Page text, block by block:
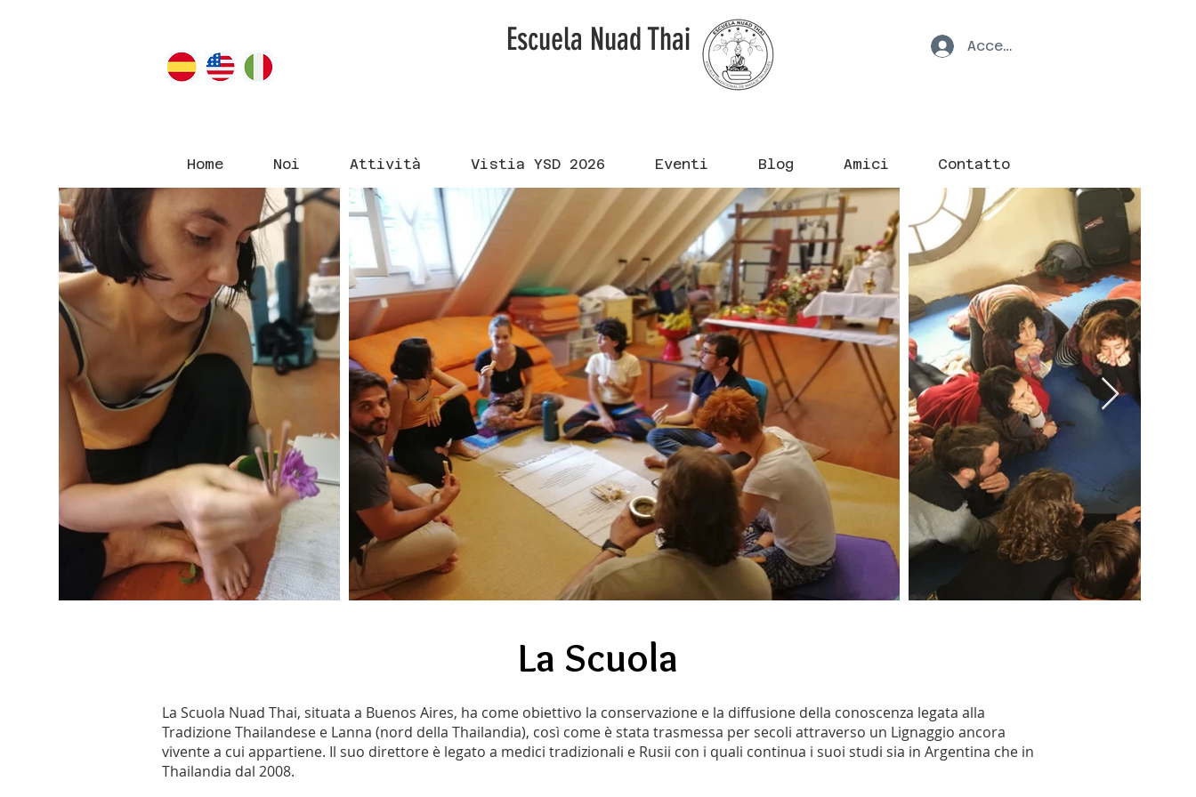
Escuela Nuad Thai Accedi
Home Noi Attività Vistia YSD 2026 Eventi Blog Amici Contatto
La Scuola
La Scuola Nuad Thai, situata a Buenos Aires, ha come obiettivo la conservazione e la diffusione della conoscenza legata alla
Tradizione Thailandese e Lanna (nord della Thailandia), così come è stata trasmessa per secoli attraverso un Lignaggio ancora
vivente a cui appartiene. Il suo direttore è legato a medici tradizionali e Rusii con i quali continua i suoi studi sia in Argentina che in
Thailandia dal 2008.